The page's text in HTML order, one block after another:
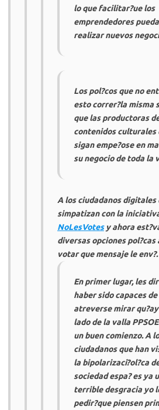
lo que facilitar?ue los
emprendedores
realizar nuevos
Los pol?cos que no
esto correr?la misma
que las productoras
contenidos culturales
sigan empe?ose en
su negocio de toda la
A los ciudadanos digitales
simpatizan con la
NoLesVotesy ahora
diversas opciones pol?cas
votar que mensaje le env?.
En primer lugar, les
haber sido capaces de
atreverse mirar
lado de la valla
un buen comienzo. A
ciudadanos que han
la bipolarizaci?ol?ca
sociedad espa? es ya
terrible desgracia yo
pedir?que piensen